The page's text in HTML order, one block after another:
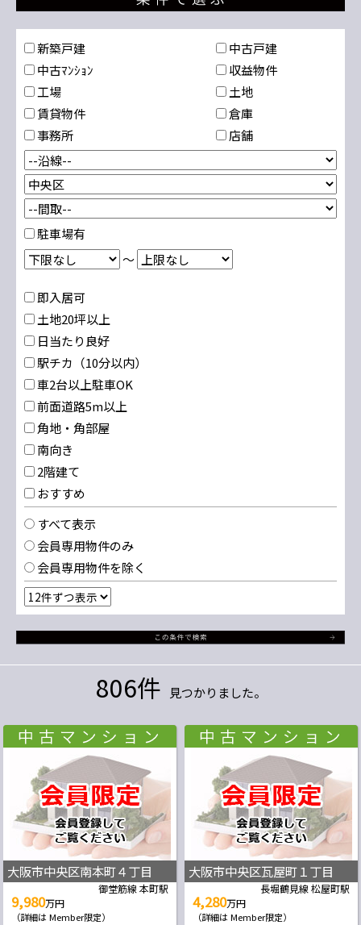
新築戸建
中古戸建
中古ﾏﾝｼｮﾝ
収益物件
工場
土地
賃貸物件
倉庫
事務所
店舗
駐車場有
～
即入居可
土地20坪以上
日当たり良好
駅チカ（10分以内）
車2台以上駐車OK
前面道路5m以上
角地・角部屋
南向き
2階建て
おすすめ
すべて表示
会員専用物件のみ
会員専用物件を除く
806件 見つかりました。
大阪市中央区南本町４丁目
御堂筋線 本町駅
9,980万円
（詳細は Member限定）
大阪市中央区瓦屋町１丁目
長堀鶴見線 松屋町駅
4,280万円
（詳細は Member限定）